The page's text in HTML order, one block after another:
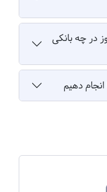
در چه بانکی
دهیم